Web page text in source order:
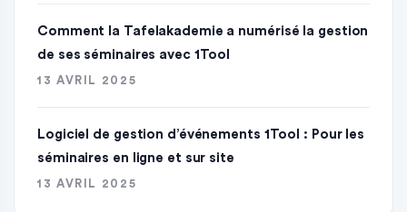
Comment la Tafelakademie a numérisé la gestion
de ses séminaires avec 1Tool
13 AVRIL 2025
Logiciel de gestion d’événements 1Tool : Pour les
séminaires en ligne et sur site
13 AVRIL 2025